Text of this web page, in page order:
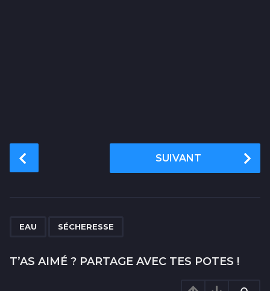
o
i
SUIVANT
EAU SÉCHERESSE
T’AS AIMÉ ? PARTAGE AVEC TES POTES !